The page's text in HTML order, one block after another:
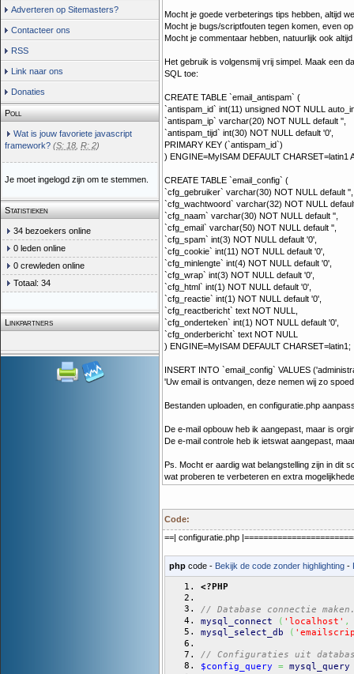
Adverteren op Sitemasters?
Contacteer ons
RSS
Link naar ons
Donaties
Poll
Wat is jouw favoriete javascript
framework? (S: 18 R: 2)
Je moet ingelogd zijn om te stemmen.
Statistieken
34 bezoekers online
0 leden online
0 crewleden online
Totaal: 34
Linkpartners
Mocht je goede verbeterings tips hebben, altijd
Mocht je bugs/scriptfouten tegen komen, even
Mocht je commentaar hebben, natuurlijk ook
Het gebruik is volgensmij vrij simpel. Maak een
SQL toe:
CREATE TABLE `email_antispam` (
`antispam_id` int(11) unsigned NOT NULL
`antispam_ip` varchar(20) NOT NULL default '',
`antispam_tijd` int(30) NOT NULL default '0',
PRIMARY KEY (`antispam_id`)
) ENGINE=MyISAM DEFAULT CHARSET=latin1
CREATE TABLE `email_config` (
`cfg_gebruiker` varchar(30) NOT NULL default '',
`cfg_wachtwoord` varchar(32) NOT NULL
`cfg_naam` varchar(30) NOT NULL default '',
`cfg_email` varchar(50) NOT NULL default '',
`cfg_spam` int(3) NOT NULL default '0',
`cfg_cookie` int(11) NOT NULL default '0',
`cfg_minlengte` int(4) NOT NULL default '0',
`cfg_wrap` int(3) NOT NULL default '0',
`cfg_html` int(1) NOT NULL default '0',
`cfg_reactie` int(1) NOT NULL default '0',
`cfg_reactbericht` text NOT NULL,
`cfg_onderteken` int(1) NOT NULL default '0',
`cfg_onderbericht` text NOT NULL
) ENGINE=MyISAM DEFAULT CHARSET=latin1;
INSERT INTO `email_config` VALUES
'Uw email is ontvangen, deze nemen wij zo
Bestanden uploaden, en configuratie.php
De e-mail opbouw heb ik aangepast, maar is
De e-mail controle heb ik ietswat aangepast,
Ps. Mocht er aardig wat belangstelling zijn in dit
wat proberen te verbeteren en extra
Code:
==| configuratie.php
php code - Bekijk de code zonder highlighting -
<?PHP
// Database connectie maken.
mysql_connect
( 'localhost' ,
mysql_select_db
(
// Configuraties uit
$config_query
= mysql_query